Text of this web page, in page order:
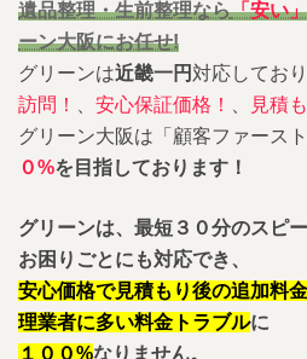
遺品整理・生前整理なら「安い
ーン大阪にお任せ!
グリーンは近畿一円 対応しており
訪問！
安心保証価格！
見積
グリーン大阪は「顧客ファース
０%を目指しております！
グリーンは、最短３０分のスピ
お困りごとにも対応でき、
安心価格で見積もり後の追加料
理業者に多い料金トラブルに
１００%なりません。